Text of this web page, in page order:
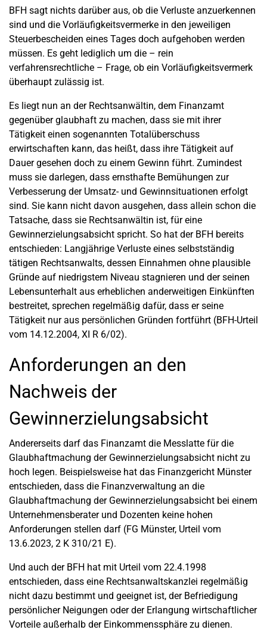
BFH sagt nichts darüber aus, ob die Verluste anzuerkennen
sind und die Vorläufigkeitsvermerke in den jeweiligen
Steuerbescheiden eines Tages doch aufgehoben werden
müssen. Es geht lediglich um die – rein
verfahrensrechtliche – Frage, ob ein Vorläufigkeitsvermerk
überhaupt zulässig ist.
Es liegt nun an der Rechtsanwältin, dem Finanzamt
gegenüber glaubhaft zu machen, dass sie mit ihrer
Tätigkeit einen sogenannten Totalüberschuss
erwirtschaften kann, das heißt, dass ihre Tätigkeit auf
Dauer gesehen doch zu einem Gewinn führt. Zumindest
muss sie darlegen, dass ernsthafte Bemühungen zur
Verbesserung der Umsatz- und Gewinnsituationen erfolgt
sind. Sie kann nicht davon ausgehen, dass allein schon die
Tatsache, dass sie Rechtsanwältin ist, für eine
Gewinnerzielungsabsicht spricht. So hat der BFH bereits
entschieden: Langjährige Verluste eines selbstständig
tätigen Rechtsanwalts, dessen Einnahmen ohne plausible
Gründe auf niedrigstem Niveau stagnieren und der seinen
Lebensunterhalt aus erheblichen anderweitigen Einkünften
bestreitet, sprechen regelmäßig dafür, dass er seine
Tätigkeit nur aus persönlichen Gründen fortführt (BFH-Urteil
vom 14.12.2004, XI R 6/02).
Anforderungen an den
Nachweis der
Gewinnerzielungsabsicht
Andererseits darf das Finanzamt die Messlatte für die
Glaubhaftmachung der Gewinnerzielungsabsicht nicht zu
hoch legen. Beispielsweise hat das Finanzgericht Münster
entschieden, dass die Finanzverwaltung an die
Glaubhaftmachung der Gewinnerzielungsabsicht bei einem
Unternehmensberater und Dozenten keine hohen
Anforderungen stellen darf (FG Münster, Urteil vom
13.6.2023, 2 K 310/21 E).
Und auch der BFH hat mit Urteil vom 22.4.1998
entschieden, dass eine Rechtsanwaltskanzlei regelmäßig
nicht dazu bestimmt und geeignet ist, der Befriedigung
persönlicher Neigungen oder der Erlangung wirtschaftlicher
Vorteile außerhalb der Einkommenssphäre zu dienen.